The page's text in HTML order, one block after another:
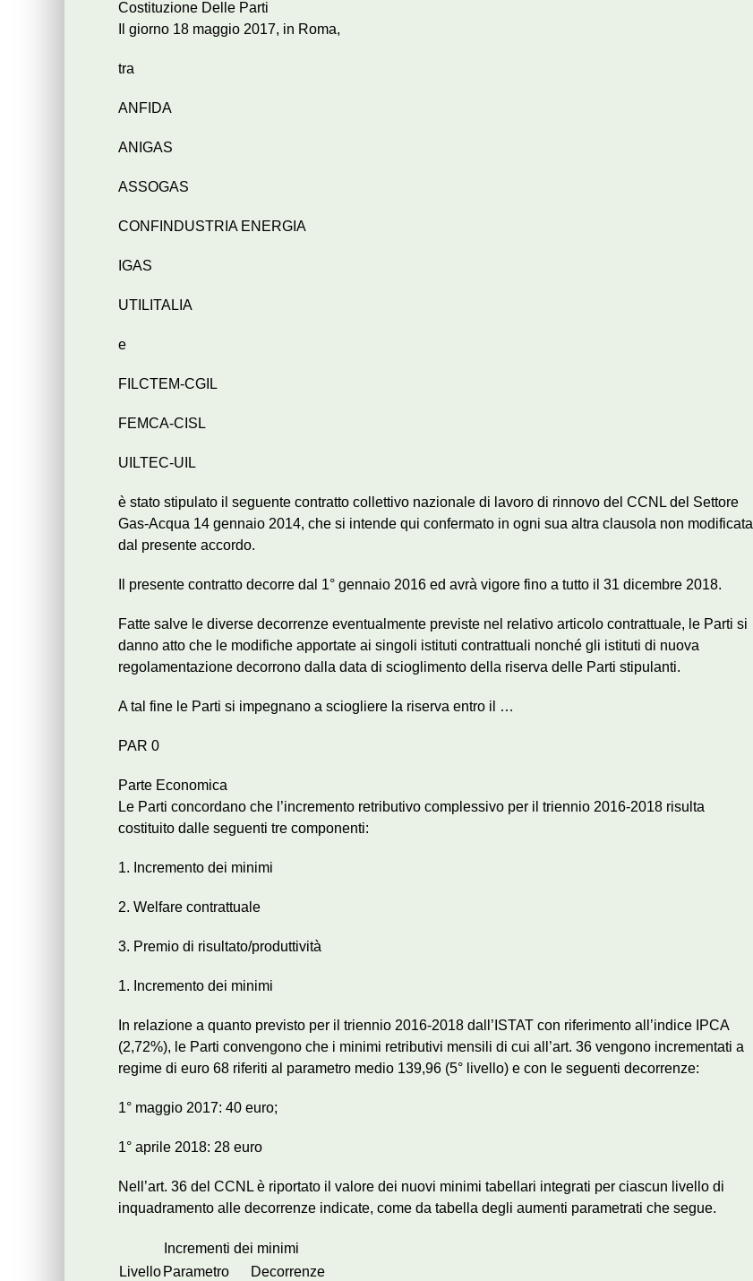
Costituzione Delle Parti
Il giorno 18 maggio 2017, in Roma,
tra
ANFIDA
ANIGAS
ASSOGAS
CONFINDUSTRIA ENERGIA
IGAS
UTILITALIA
e
FILCTEM-CGIL
FEMCA-CISL
UILTEC-UIL
è stato stipulato il seguente contratto collettivo nazionale di lavoro di rinnovo del CCNL del Settore
Gas-Acqua 14 gennaio 2014, che si intende qui confermato in ogni sua altra clausola non modificata
dal presente accordo.
Il presente contratto decorre dal 1° gennaio 2016 ed avrà vigore fino a tutto il 31 dicembre 2018.
Fatte salve le diverse decorrenze eventualmente previste nel relativo articolo contrattuale, le Parti si
danno atto che le modifiche apportate ai singoli istituti contrattuali nonché gli istituti di nuova
regolamentazione decorrono dalla data di scioglimento della riserva delle Parti stipulanti.
A tal fine le Parti si impegnano a sciogliere la riserva entro il …
PAR 0
Parte Economica
Le Parti concordano che l’incremento retributivo complessivo per il triennio 2016-2018 risulta
costituito dalle seguenti tre componenti:
1. Incremento dei minimi
2. Welfare contrattuale
3. Premio di risultato/produttività
1. Incremento dei minimi
In relazione a quanto previsto per il triennio 2016-2018 dall’ISTAT con riferimento all’indice IPCA
(2,72%), le Parti convengono che i minimi retributivi mensili di cui all’art. 36 vengono incrementati a
regime di euro 68 riferiti al parametro medio 139,96 (5° livello) e con le seguenti decorrenze:
1° maggio 2017: 40 euro;
1° aprile 2018: 28 euro
Nell’art. 36 del CCNL è riportato il valore dei nuovi minimi tabellari integrati per ciascun livello di
inquadramento alle decorrenze indicate, come da tabella degli aumenti parametrati che segue.
Incrementi dei minimi
Livello Parametro
Decorrenze